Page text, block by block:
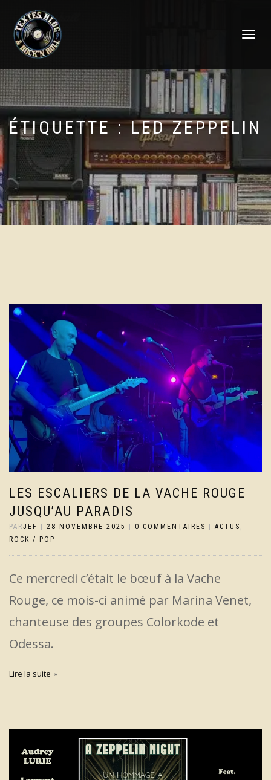
DÉPLIER
ÉTIQUETTE :LED ZEPPELIN
LES ESCALIERS DE LA VACHE ROUGE
JUSQU’AU PARADIS
PARJEF | 28 NOVEMBRE 2025 | 0 COMMENTAIRES | ACTUS
ROCK / POP
Ce mercredi c’était le bœuf à la Vache
Rouge, ce mois-ci animé par Marina Venet,
chanteuse des groupes Colorkode et
Odessa.
Lire la suite